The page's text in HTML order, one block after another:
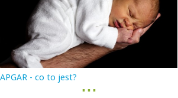
APGAR - co to jest?
▪ ▪ ▪